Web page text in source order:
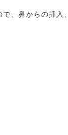
で、鼻からの挿入、